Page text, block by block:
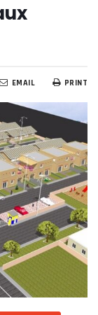
PRINT
EMAIL